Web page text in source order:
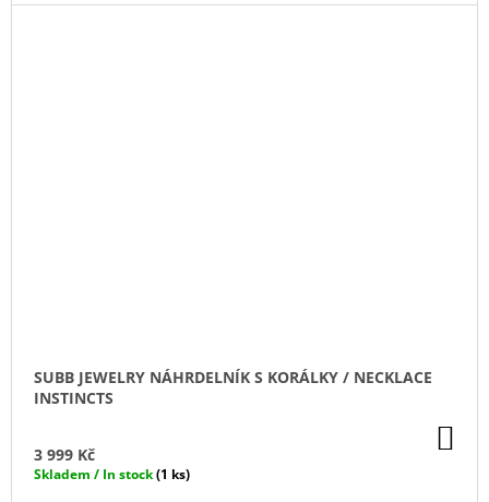
SUBB JEWELRY NÁHRDELNÍK S KORÁLKY / NECKLACE
INSTINCTS
3 999 Kč
Skladem / In stock(1 ks)